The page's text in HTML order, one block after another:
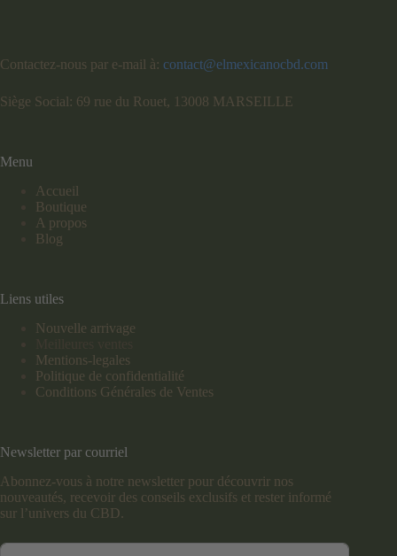
Contactez-nous par e-mail à: contact@elmexicanocbd.com
Siège Social: 69 rue du Rouet, 13008 MARSEILLE
Menu
Accueil
Boutique
A propos
Blog
Liens utiles
Nouvelle arrivage
Mentions-legales
Politique de confidentialité
Conditions Générales de Ventes
Newsletter par courriel
Abonnez-vous à notre newsletter pour découvrir nos
nouveautés, recevoir des conseils exclusifs et rester informé
sur l’univers du CBD.